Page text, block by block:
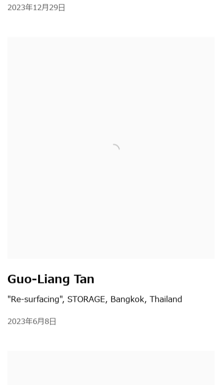
2023年12月29日
Guo-Liang Tan
"Re-surfacing", STORAGE, Bangkok, Thailand
2023年6月8日